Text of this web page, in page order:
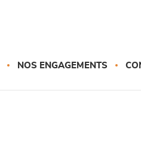
NOS ENGAGEMENTS